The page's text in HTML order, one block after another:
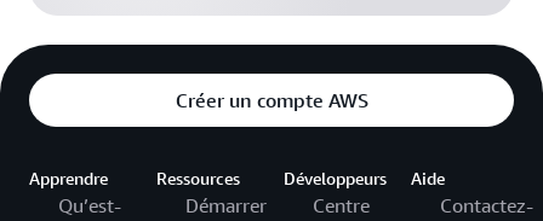
Créer un compte AWS
Apprendre
Qu’est-
Ressources
Démarrer
Développeurs
Centre
Aide
Contactez-